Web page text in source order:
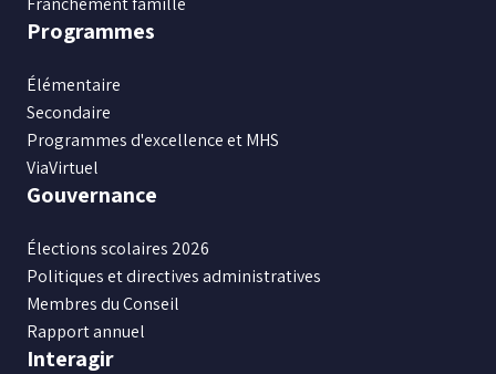
Programmes
Élémentaire
Secondaire
Programmes d'excellence et MHS
ViaVirtuel
Gouvernance
Élections scolaires 2026
Politiques et directives administratives
Membres du Conseil
Rapport annuel
Interagir